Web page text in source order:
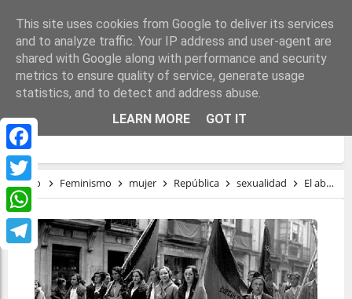
Facebook
Twitter
WhatsApp
Telegram
EL ABOLICIONISMO DE LA PROSTITUCIÓN
Y LA ESPAÑA REPUBLICANA
Inicio Feminismo mujer República sexualidad El abolicionismo de la prostitución y la España Republicana
This site uses cookies from Google to deliver its services
and to analyze traffic. Your IP address and user-agent are
shared with Google along with performance and security
metrics to ensure quality of service, generate usage
statistics, and to detect and address abuse.
LEARN MORE
GOT IT